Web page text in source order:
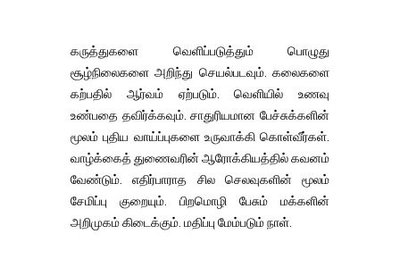
கருத்துகளை வெளிப்படுத்தும் பொழுது
சூழ்நிலைகளை அறிந்து செயல்படவும். கலைகளை
கற்பதில் ஆர்வம் ஏற்படும். வெளியில் உணவு
உண்பதை தவிர்க்கவும். சாதுரியமான பேச்சுக்களின்
மூலம் புதிய வாய்ப்புகளை உருவாக்கி கொள்வீர்கள்.
வாழ்க்கைத் துணைவரின் ஆரோக்கியத்தில் கவனம்
வேண்டும். எதிர்பாராத சில செலவுகளின் மூலம்
சேமிப்பு குறையும். பிறமொழி பேசும் மக்களின்
அறிமுகம் கிடைக்கும். மதிப்பு மேம்படும் நாள்.